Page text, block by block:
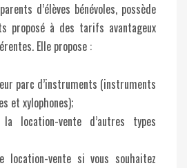
d’élèves bénévoles, possède
proposé à des tarifs avantageux
Elle propose :
parc d’instruments (instruments
et xylophones);
location-vente d’autres types
location-vente si vous souhaitez